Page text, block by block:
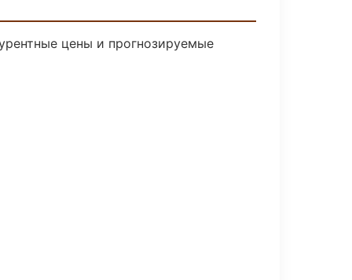
цены и прогнозируемые